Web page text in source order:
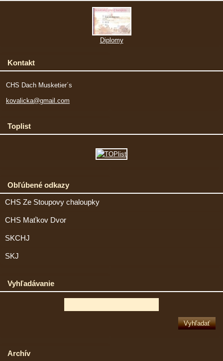
Diplomy
Kontakt
CHS Dach Musketier´s
kovalicka@gmail.com
Toplist
Obľúbené odkazy
CHS Ze Stoupovy chaloupky
CHS Maťkov Dvor
SKCHJ
SKJ
Vyhľadávanie
Archív